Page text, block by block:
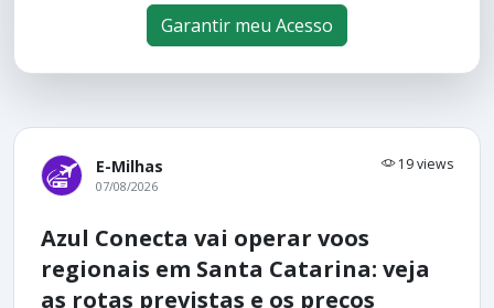
Garantir meu Acesso
E-Milhas 19 views
07/08/2026
Azul Conecta vai operar voos
regionais em Santa Catarina: veja
as rotas previstas e os preços